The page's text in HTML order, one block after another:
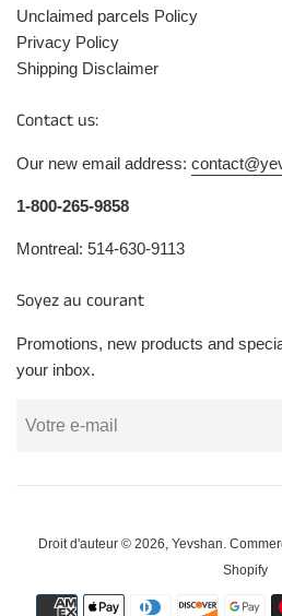
Unclaimed parcels Policy
Privacy Policy
Shipping Disclaimer
Contact us:
Our new email address:
1-800-265-9858
Montreal: 514-630-9113
Soyez au courant
Promotions, new products and
your inbox.
Droit d'auteur © 2026, Yevshan.
Shopify